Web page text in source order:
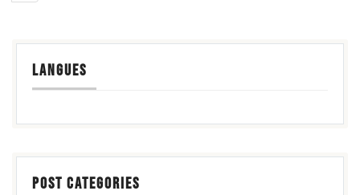
LANGUES
POST CATEGORIES